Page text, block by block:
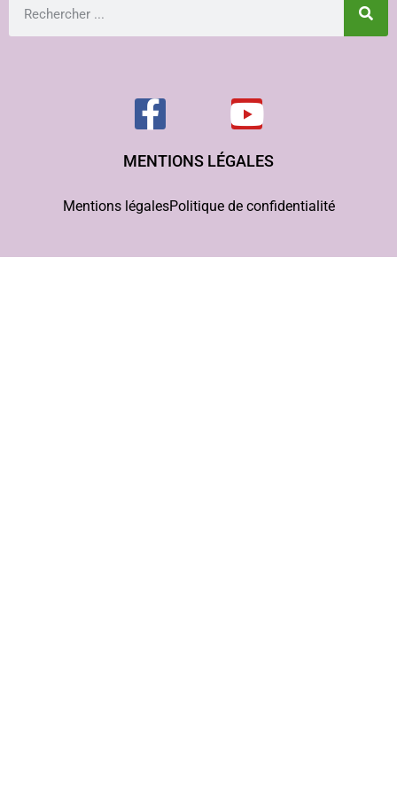
MENTIONS LÉGALES
Mentions légalesPolitique de confidentialité